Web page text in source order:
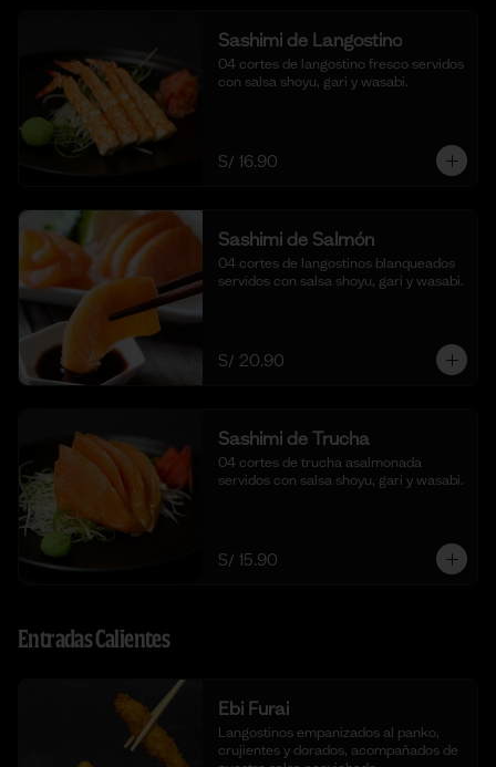
Sashimi de Langostino
04 cortes de langostino fresco servidos
con salsa shoyu, gari y wasabi.
S/ 16.90
Sashimi de Salmón
04 cortes de langostinos blanqueados
servidos con salsa shoyu, gari y wasabi.
S/ 20.90
Sashimi de Trucha
04 cortes de trucha asalmonada
servidos con salsa shoyu, gari y wasabi.
S/ 15.90
Entradas Calientes
Ebi Furai
Langostinos empanizados al panko,
crujientes y dorados, acompañados de